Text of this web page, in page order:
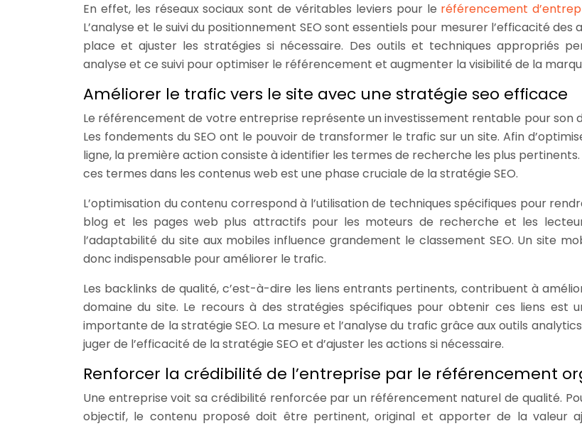
En effet, les réseaux sociaux sont de véritables leviers pour le référencement
L’analyse et le suivi du positionnement SEO sont essentiels pour mesurer l’efficacité des
place et ajuster les stratégies si nécessaire. Des outils et techniques appropriés
analyse et ce suivi pour optimiser le référencement et augmenter la visibilité de la
Améliorer le trafic vers le site avec une stratégie seo efficace
Le référencement de votre entreprise représente un investissement rentable pour son
Les fondements du SEO ont le pouvoir de transformer le trafic sur un site. Afin
ligne, la première action consiste à identifier les termes de recherche les plus pertinents.
ces termes dans les contenus web est une phase cruciale de la stratégie SEO.
L’optimisation du contenu correspond à l’utilisation de techniques spécifiques pour
blog et les pages web plus attractifs pour les moteurs de recherche et les
l’adaptabilité du site aux mobiles influence grandement le classement SEO. Un site
donc indispensable pour améliorer le trafic.
Les backlinks de qualité, c’est-à-dire les liens entrants pertinents, contribuent à
domaine du site. Le recours à des stratégies spécifiques pour obtenir ces liens est
importante de la stratégie SEO. La mesure et l’analyse du trafic grâce aux outils
juger de l’efficacité de la stratégie SEO et d’ajuster les actions si nécessaire.
Renforcer la crédibilité de l’entreprise par le référencement
Une entreprise voit sa crédibilité renforcée par un référencement naturel de qualité.
objectif, le contenu proposé doit être pertinent, original et apporter de la valeur